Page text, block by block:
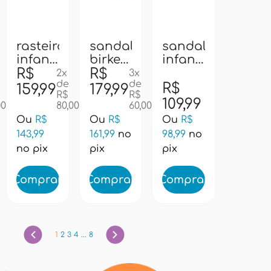
rasteira
infantil
pampili
409343
prata
R$
159,99
2x
de
R$
80,00
Ou R$
143,99
no pix
Comprar
28
sandalia
birken
infantil
pampili
568012
-
dourado
R$
179,99
3x
de
R$
60,00
Ou R$
161,99no
pix
Comprar
31
sandalia
infantil
122024
- rosa
R$
109,99
Ou R$
98,99 no
pix
Comprar
18 19
1 2 3 4 ... 8